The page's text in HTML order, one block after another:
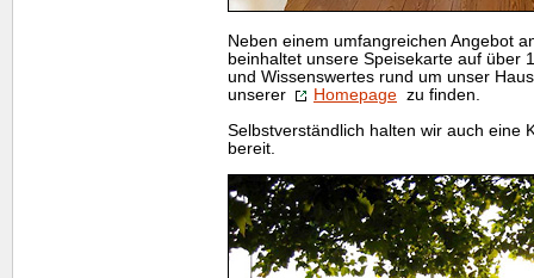
Neben einem umfangreichen Angebot
beinhaltet unsere Speisekarte auf über
und Wissenswertes rund um unser
unserer
Homepage zu finden.
Selbstverständlich halten wir auch eine
bereit.